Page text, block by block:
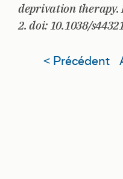
deprivation therapy.
2. doi: 10.1038/
< Précédent